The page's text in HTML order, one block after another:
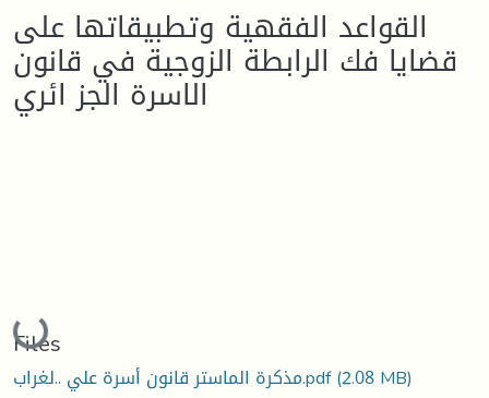
القواعد الفقهية وتطبيقاتها على
قضايا فك الرابطة الزوجية في قانون
الاسرة الجز ائري
Loading...
Files
مذكرة الماستر قانون أسرة علي ..لغراب.pdf(2.08 MB)